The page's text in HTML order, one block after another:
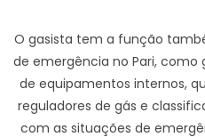
O gasista tem a função
de emergência no Pari,
de equipamentos internos,
reguladores de gás e
com as situações de